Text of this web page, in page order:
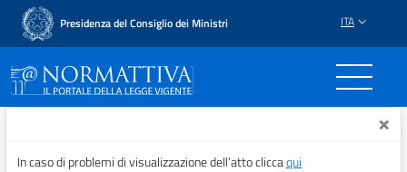
Presidenza del Consiglio dei Ministri ITA
Normattiva - Il portale ×
In caso di problemi di visualizzazione dell’atto cliccaqui